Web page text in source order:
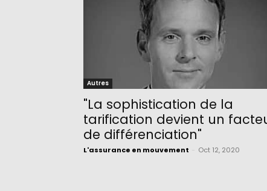
Autres
"La sophistication de la
tarification devient un
de différenciation"
L'assurance en mouvement Oct 12, 2020